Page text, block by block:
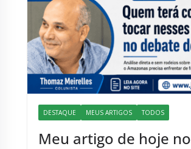
DESTAQUE MEUS ARTIGOS TODOS
Meu artigo de hoje no